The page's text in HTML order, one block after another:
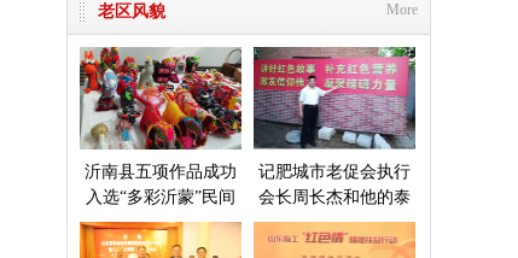
老区风貌
More
沂南县五项作品成功
入选“多彩沂蒙”民间
艺术成果展
记肥城市老促会执行
会长周长杰和他的泰
安毛公山红色文化博
物馆